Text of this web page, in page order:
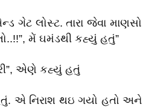
ગેટ લોસ્ટ. તારા જેવા માણસો
મેં ઘમંડથી કહ્યું હતું”
એણે કહ્યું હતું
એ નિરાશ થઇ ગયો હતો અને